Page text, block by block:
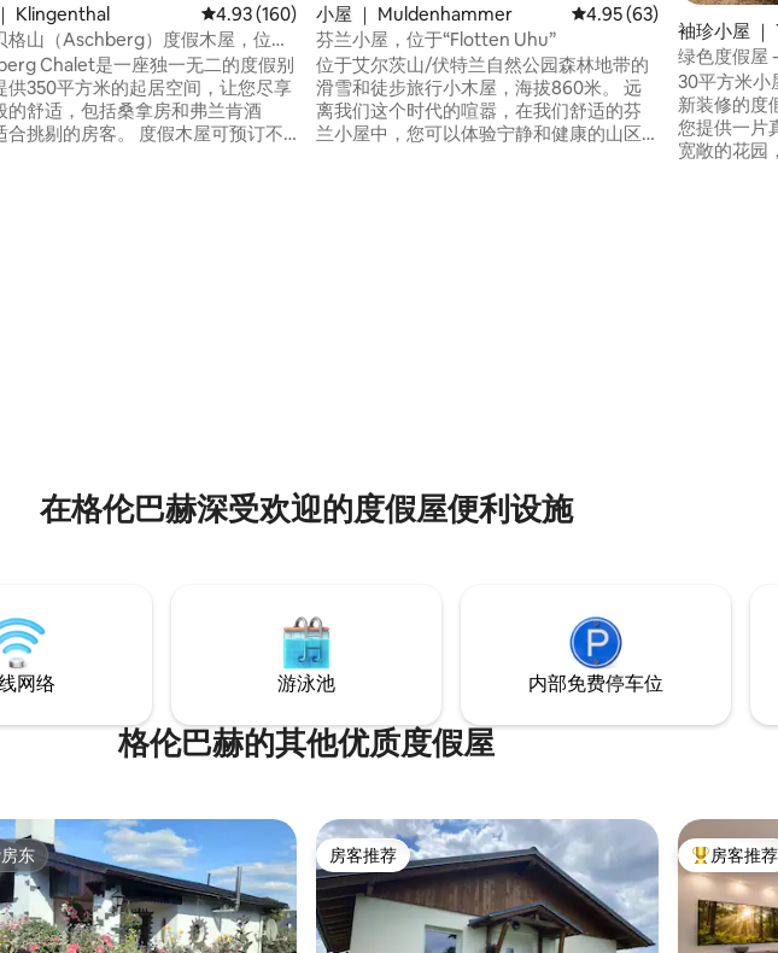
分 5 分），共 3 条评价
Klingenthal 平均评分 4.93 分（满分 5 分），共 160 条评价
4.93 (160)
格山（Aschberg）度假木屋，位于
的绝佳位置
Chalet是一座独一无二的度假别
供350平方米的起居空间，让您尽享
的舒适，包括桑拿房和弗兰肯酒
合挑剔的房客。 度假木屋可预订不
小屋 ｜ Muldenhammer 平均评分 4.95 分（满分 5
4.95 (63)
芬兰小屋，位于“Flotten Uhu”
位于艾尔茨山/伏特兰自然公园森林地带的
滑雪和徒步旅行小木屋，海拔860米。 远
离我们这个时代的喧嚣，在我们舒适的芬
兰小屋中，您可以体验宁静和健康的山区
袖珍小屋 ｜
绿色度假屋
30平方米小
新装修的度
您提供一片
宽敞的花园
在格伦巴赫深受欢迎的度假屋便利设施
网络 游泳池 内部免费停车位
格伦巴赫的其他优质度假屋
东
东 房客推荐
房客推荐 热门「房客
房客推荐